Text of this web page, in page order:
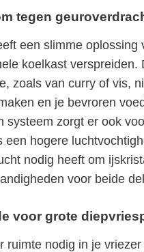
tegen
een slimme
koelkast
zoals van curry of vis,
en je bevroren
systeem zorgt er ook
een hogere
nodig heeft om
voor beide
voor grote
ruimte nodig in je